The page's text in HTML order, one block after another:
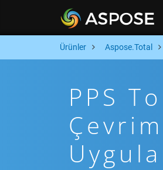
Ürünler Aspose.Total
PPS